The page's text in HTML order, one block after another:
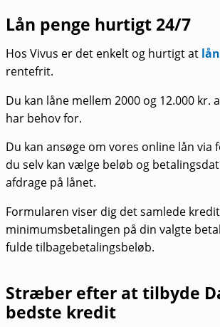
Lån penge hurtigt 24/7
Hos Vivus er det enkelt og hurtigt at
rentefrit.
Du kan låne mellem 2000 og 12.000 kr.
har behov for.
Du kan ansøge om vores online lån via
du selv kan vælge beløb og
afdrage på lånet.
Formularen viser dig det samlede
minimumsbetalingen på din valgte
fulde tilbagebetalingsbeløb.
Stræber efter at tilbyde
bedste kredit